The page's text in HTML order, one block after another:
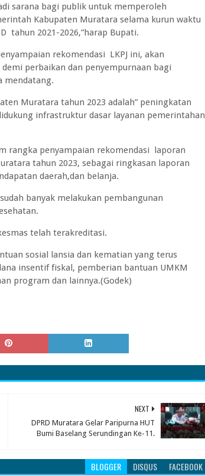
sarana bagi publik untuk memperoleh
Kabupaten Muratara selama kurun waktu
tahun 2021-2026,”harap Bupati.
rekomendasi LKPJ ini, akan
perbaikan dan penyempurnaan bagi
mendatang.
Muratara tahun 2023 adalah” peningkatan
infrastruktur dasar layanan pemerintahan
rangka penyampaian rekomendasi laporan
tahun 2023, sebagai ringkasan laporan
daerah,dan belanja.
banyak melakukan pembangunan
telah terakreditasi.
sosial lansia dan kematian yang terus
insentif fiskal, pemberian bantuan UMKM
program dan lainnya.(Godek)
NEXT
DPRD Muratara Gelar Paripurna HUT
Bumi Baselang Serundingan Ke-11.
BLOGGER DISQUS FACEBOOK